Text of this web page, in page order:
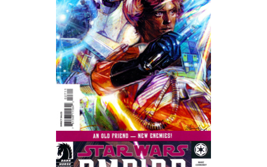
New Light Skyrim SE
SB Corset Armor CBBE SSE BodySlide (with Physics)
Wedding Wear CBBE SSE BodySlide (with Physics)
Работы Тестера 55
Наёмный оборотень
Небесный воин
Немного героев меча и магии